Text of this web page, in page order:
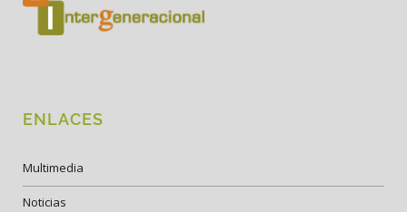
ENLACES
Multimedia
Noticias